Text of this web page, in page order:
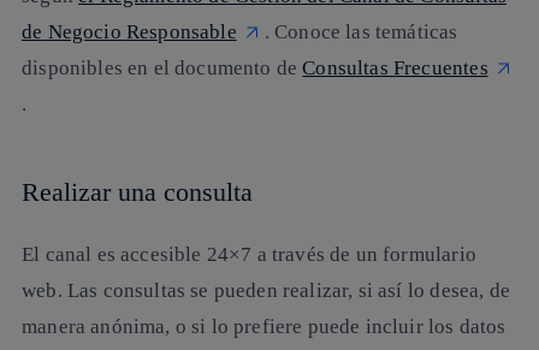
de Negocio Responsable
. Conoce las temáticas
disponibles en el documento deConsultas Frecuentes
.
Realizar una consulta
El canal es accesible 24×7 a través de un formulario
web. Las consultas se pueden realizar, si así lo desea, de
manera anónima, o si lo prefiere puede incluir los datos